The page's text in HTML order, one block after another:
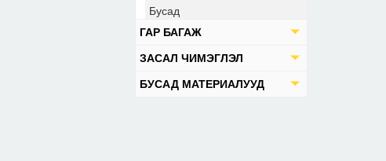
Бусад
ГАР БАГАЖ
ЗАСАЛ ЧИМЭГЛЭЛ
БУСАД МАТЕРИАЛУУД